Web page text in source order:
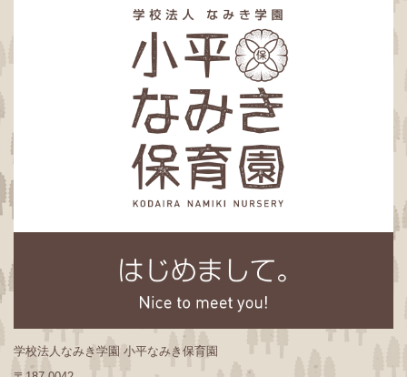
学校法人なみき学園 小平なみき保育園